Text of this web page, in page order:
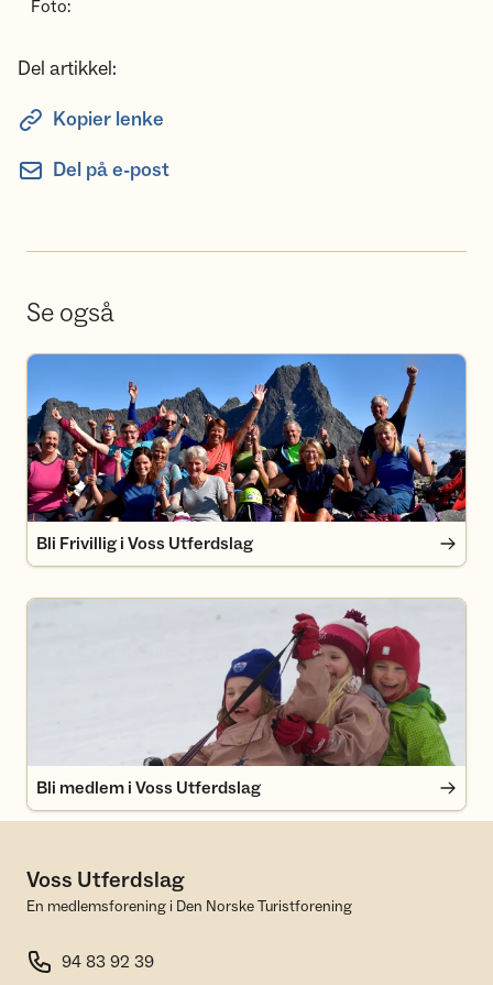
Foto:
Del artikkel:
Kopier lenke
Del på e-post
Se også
Bli Frivillig i Voss Utferdslag
Bli Frivillig i Voss Utferdslag
Bli medlem i Voss Utferdslag
Bli medlem i Voss Utferdslag
Voss Utferdslag
En medlemsforening i Den Norske Turistforening
94 83 92 39